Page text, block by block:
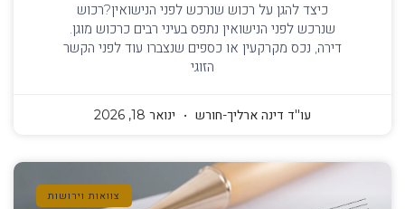
כיצד להגן על רכוש שנרכש לפני הנישואין?רכוש
שנרכש לפני הנישואין נתפס בעיני רבים כרכוש מוגן.
דירה, נכס מקרקעין או כספים שנצברו עוד לפני הקשר
הזוגי
עו''ד דינה ארליך-חורש ינואר 18, 2026
צוואות וירושות